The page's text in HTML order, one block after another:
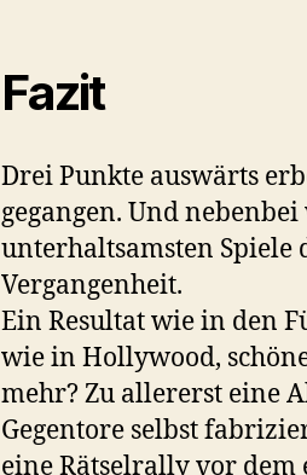
Fazit
Drei Punkte auswärts
gegangen. Und
unterhaltsamsten
Vergangenheit.
Ein Resultat wie in den
wie in Hollywood,
mehr? Zu allererst eine
Gegentore selbst
eine Rätselrally vor dem